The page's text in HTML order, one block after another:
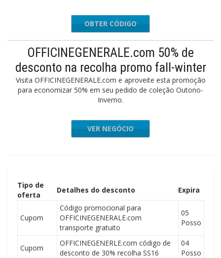
OFFSS16
OBTER CÓDIGO
OFFICINEGENERALE.com 50% de
desconto na recolha promo fall-winter
Visita OFFICINEGENERALE.com e aproveite esta promoção
para economizar 50% em seu pedido de coleção Outono-
Inverno.
VER NEGÓCIO
Tipo de
oferta
Detalhes do desconto Expira
Cupom
Código promocional para
OFFICINEGENERALE.com
transporte gratuito
05
Posso
Cupom
OFFICINEGENERLE.com código de
desconto de 30% recolha SS16
04
Posso